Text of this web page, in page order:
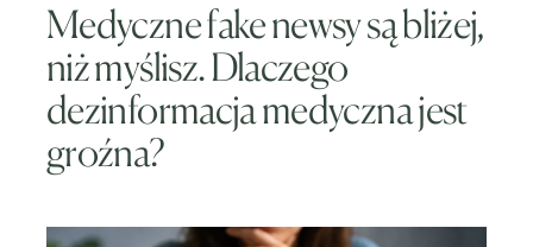
Medyczne fake newsy są bliżej,
niż myślisz. Dlaczego
dezinformacja medyczna jest
groźna?